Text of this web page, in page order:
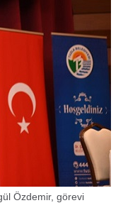
Özdemir, görevi